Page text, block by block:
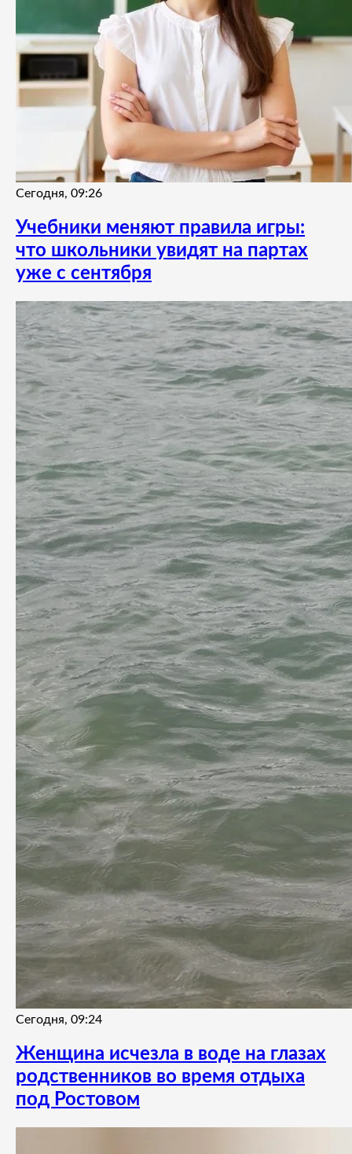
Сегодня, 09:26
Учебники меняют правила игры:
что школьники увидят на партах
уже с сентября
Сегодня, 09:24
Женщина исчезла в воде на глазах
родственников во время отдыха
под Ростовом